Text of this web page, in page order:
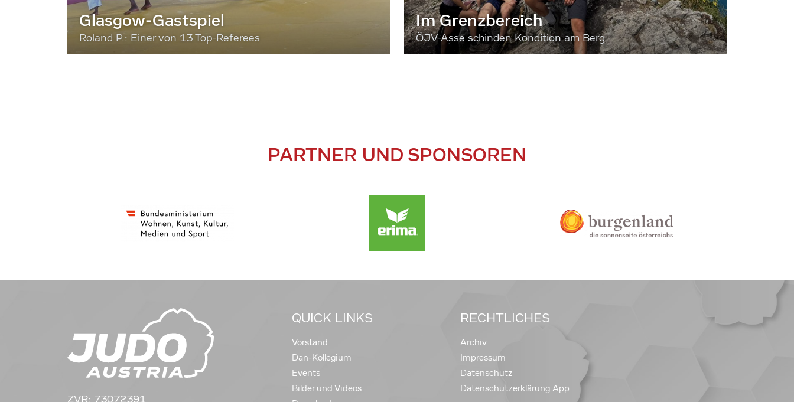
Glasgow-Gastspiel
Roland P.: Einer von 13 Top-Referees
Im Grenzbereich
ÖJV-Asse schinden Kondition am Berg
PARTNER UND SPONSOREN
ZVR: 73072391
QUICK LINKS
Vorstand
Dan-Kollegium
Events
Bilder und Videos
RECHTLICHES
Archiv
Impressum
Datenschutz
Datenschutzerklärung App